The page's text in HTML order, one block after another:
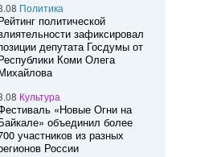
Политика
политической
зафиксировал
депутата Госдумы от
Коми Олега
Культура
«Новые Огни на
объединил более
участников из разных
России